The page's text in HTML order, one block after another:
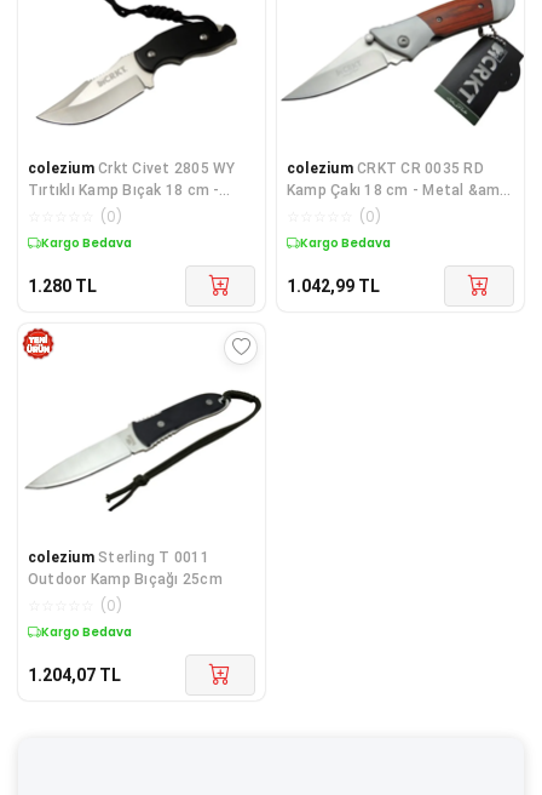
colezium Crkt Civet 2805 WY
Tırtıklı Kamp Bıçak 18 cm -
Plastik Sap, Kılıflı, İpli
(0)
Kargo Bedava
1.280 TL
colezium CRKT CR 0035 RD
Kamp Çakı 18 cm - Metal &amp;
Gül Ağacı Saplı, Kılıflı, Kutulu
(0)
Kargo Bedava
1.042,99 TL
colezium Sterling T 0011
Outdoor Kamp Bıçağı 25cm
(0)
Kargo Bedava
1.204,07 TL